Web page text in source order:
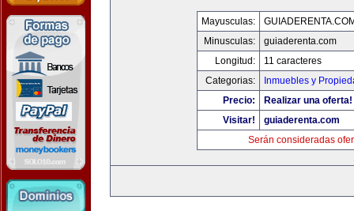
Mayusculas:
Minusculas:
guiaderenta.com
Longitud:
11 caracteres
Categorias:
Inmuebles y
Precio:
Realizar una oferta!
Visitar!
guiaderenta.com
Serán consideradas